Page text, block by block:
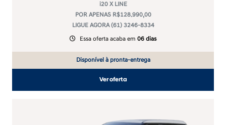
i20 X LINE
POR APENAS R$128.990,00
LIGUE AGORA (61) 3246-8334
Essa oferta acaba em 06 dias
Disponível à pronta-entrega
Ver oferta